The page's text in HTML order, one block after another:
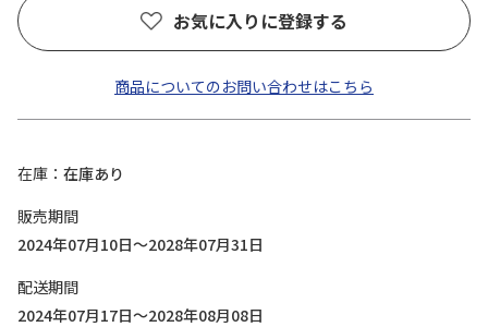
お気に入りに登録する
商品についてのお問い合わせはこちら
在庫
在庫あり
販売期間
2024年07月10日～2028年07月31日
配送期間
2024年07月17日～2028年08月08日